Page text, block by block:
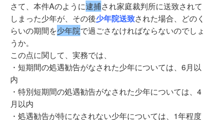
さて、本件Aのように逮捕され家庭裁判所に送致されて
しまった少年が、その後少年院送致された場合、どのく
らいの期間を少年院で過ごさなければならないのでしょ
うか。
この点に関して、実務では、
・短期間の処遇勧告がなされた少年については、6月以
内
・特別短期間の処遇勧告がなされた少年については、4
月以内
・処遇勧告が特になされない少年については、1年程度